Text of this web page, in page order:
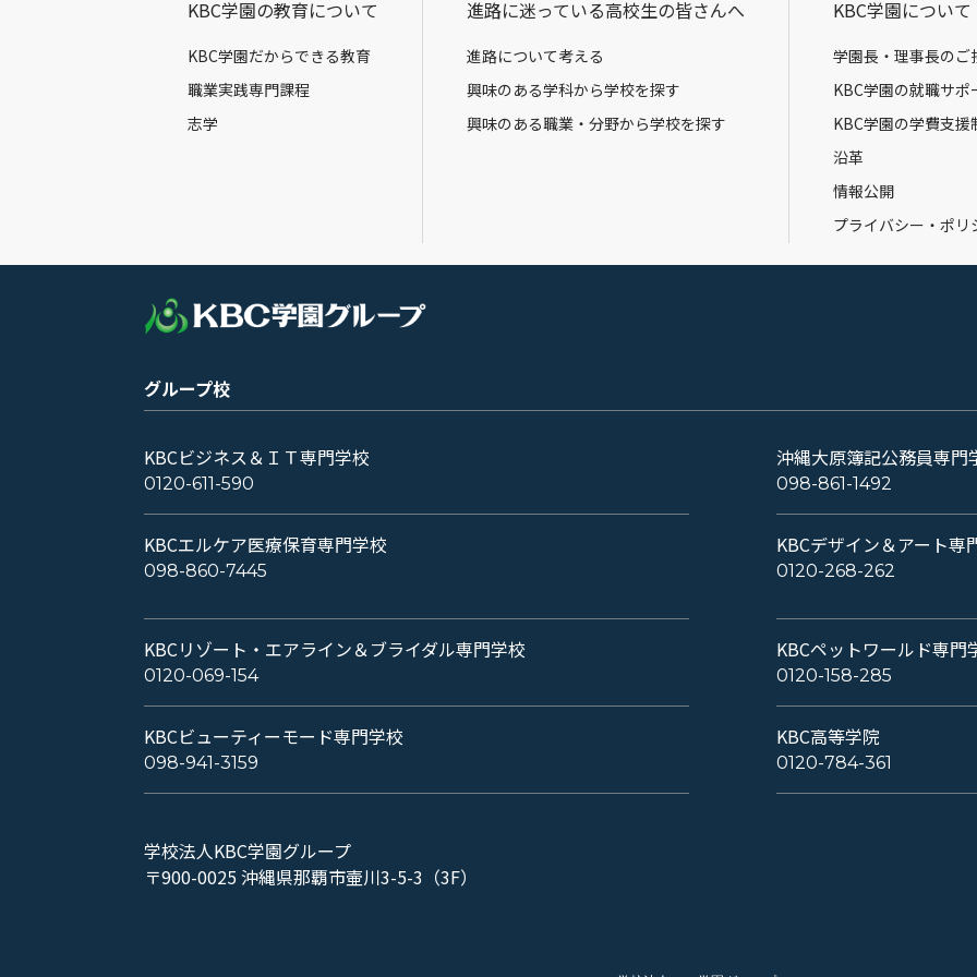
KBC学園の教育について
KBC学園だからできる教育
職業実践専門課程
志学
進路に迷っている高校生の皆さんへ
進路について考える
興味のある学科から学校を探す
興味のある職業・分野から学校を探す
KBC学園について
学園長・理事長のご
KBC学園の就職サポ
KBC学園の学費支援
沿革
情報公開
プライバシー・ポリ
グループ校
KBCビジネス＆ＩＴ専門学校
0120-611-590
沖縄大原簿記公務員専門
098-861-1492
KBCエルケア医療保育専門学校
098-860-7445
KBCデザイン＆アート専
0120-268-262
KBCリゾート・エアライン＆ブライダル専門学校
0120-069-154
KBCペットワールド専門
0120-158-285
KBCビューティーモード専門学校
098-941-3159
KBC高等学院
0120-784-361
学校法人KBC学園グループ
〒900-0025 沖縄県那覇市壷川3-5-3（3F）